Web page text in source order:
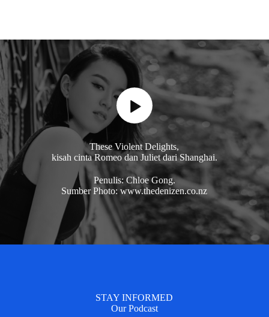
These Violent Delights,
kisah cinta Romeo dan Juliet dari Shanghai.
Penulis: Chloe Gong.
Sumber Photo: www.thedenizen.co.nz
STAY INFORMED
Our Podcast